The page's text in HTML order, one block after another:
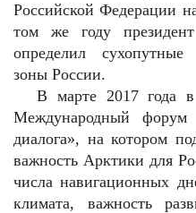
Российской Федерации
том же году
определил сухопутные
зоны России.
В марте 2017 года
Международный
диалога», на котором
важность Арктики для
числа навигационных
климата, важность